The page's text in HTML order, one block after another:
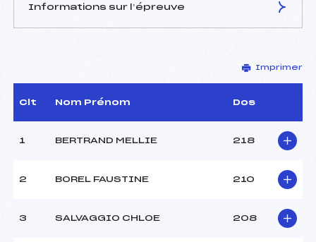
Informations sur l’épreuve
COLOMBAN MAX (AP)
D.T Adjoint :
FINE PATRICK (AP)
Dir. Epreuve :
GRENOUILLET THIERRY
Piste de Replis
Point Haut :
1630 m
Imprimer
Clt Nom Prénom Dos
1 BERTRAND MELLIE 218
2 BOREL FAUSTINE 210
3 SALVAGGIO CHLOE 208